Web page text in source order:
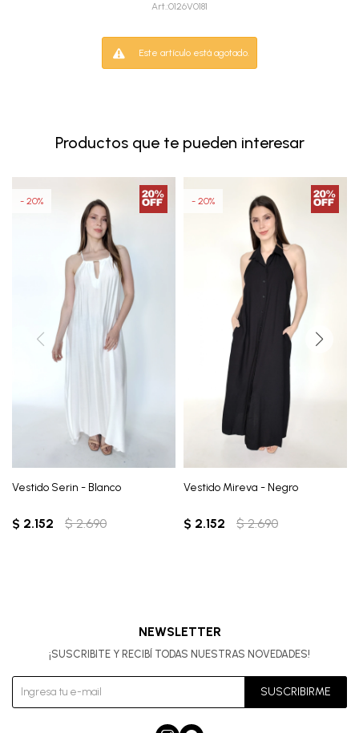
0126V0181
Este artículo está agotado.
Productos que te pueden interesar
Vestido Serin - Blanco
$ 2.152 $ 2.690
20
Vestido Mireva - Negro
$ 2.152 $ 2.690
20
NEWSLETTER
¡SUSCRIBITE Y RECIBÍ TODAS NUESTRAS NOVEDADES!
SUSCRIBIRME